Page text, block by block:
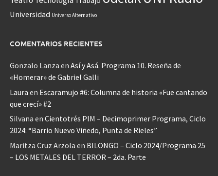
Universidad Universo Alternativo
COMENTARIOS RECIENTES
Gonzalo Lanza en Así y Asá. Programa 10. Reseña de
«Homerar» de Gabriel Galli
Laura en Escaramujo #6: Columna de historia «Fue cantando
que crecí» #2
Silvana en Cientotrés PIM – Decimoprimer Programa, Ciclo
2024: “Barrio Nuevo Viñedo, Punta de Rieles”
Maritza Cruz Arzola en BILONGO – Ciclo 2024/Programa 25
– LOS METALES DEL TERROR – 2da. Parte